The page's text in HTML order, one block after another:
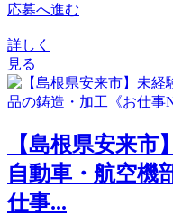
応募へ進む
詳しく
見る
【島根県安来市
自動車・航空機
仕事...